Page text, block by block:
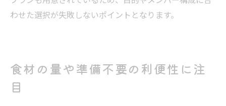
わせた選択が失敗しないポイントとなります。
食材の量や準備不要の利便性に注
目